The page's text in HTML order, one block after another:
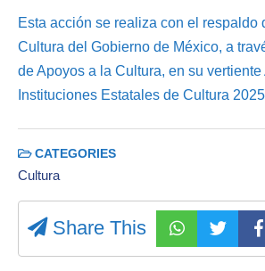
Esta acción se realiza con el respaldo
Cultura del Gobierno de México, a
de Apoyos a la Cultura, en su vertiente
Instituciones Estatales de Cultura
CATEGORIES
Cultura
Share This